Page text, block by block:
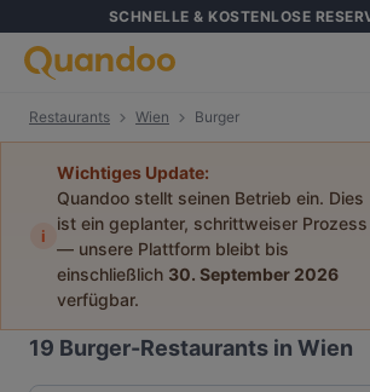
SCHNELLE & KOSTENLOSE
Restaurants Wien Burger
i
Wichtiges Update:
Quandoo stellt seinen Betrieb ein. Dies
ist ein geplanter, schrittweiser Prozess
— unsere Plattform bleibt bis
einschließlich 30. September 2026
verfügbar.
19 Burger-Restaurants in Wien